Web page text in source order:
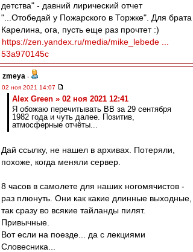
детства" - давний лирический отчет
"...Отобедай у Пожарского в Торжке". Для брата
Карелина, ога, пусть еще раз прочтет :)
https://zen.yandex.ru/media/mike_lebede ...
53a970145c
zmeya -
02 ноя 2021 14:07
Alex Green » 02 ноя 2021 12:41
Я обожаю перечитывать ВВ за 29 сентября
1982 года и чуть далее. Позитив,
атмосферные отчёты...
Дай ссылку, не нашел в архивах. Потеряли,
похоже, когда меняли сервер.
8 часов в самолете для наших ногомячистов -
раз плюнуть. Они как какие длинные выходные,
так сразу во всякие тайланды пилят.
Привычные.
Вот если на поезде... да с лекциями
Словесника...